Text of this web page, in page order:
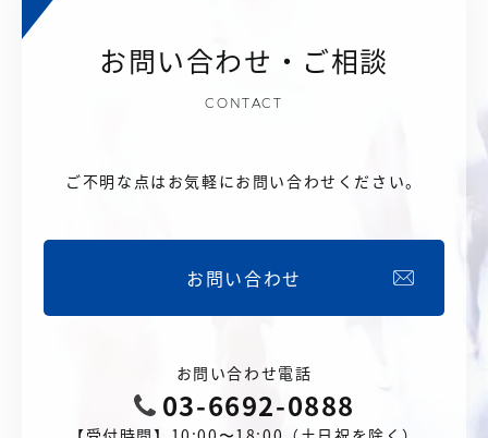
お問い合わせ・ご相談
CONTACT
ご不明な点はお気軽にお問い合わせください。
お問い合わせ
お問い合わせ電話
03-6692-0888